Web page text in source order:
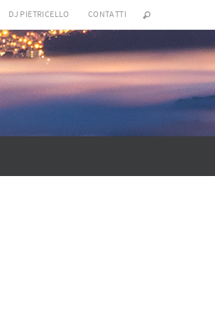
DJ PIETRICELLO CONTATTI